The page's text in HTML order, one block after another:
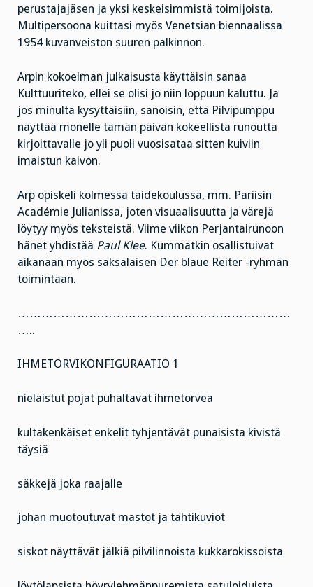
perustajajäsen ja yksi keskeisimmistä toimijoista.
Multipersoona kuittasi myös Venetsian biennaalissa
1954 kuvanveiston suuren palkinnon.
Arpin kokoelman julkaisusta käyttäisin sanaa
Kulttuuriteko, ellei se olisi jo niin loppuun kaluttu. Ja
jos minulta kysyttäisiin, sanoisin, että Pilvipumppu
näyttää monelle tämän päivän kokeellista runoutta
kirjoittavalle jo yli puoli vuosisataa sitten kuiviin
imaistun kaivon.
Arp opiskeli kolmessa taidekoulussa, mm. Pariisin
Académie Julianissa, joten visuaalisuutta ja värejä
löytyy myös teksteistä. Viime viikon Perjantairunoon
hänet yhdistää Paul Klee. Kummatkin osallistuivat
aikanaan myös saksalaisen Der blaue Reiter -ryhmän
toimintaan.
……………………………………………………………
…..
IHMETORVIKONFIGURAATIO 1
nielaistut pojat puhaltavat ihmetorvea
kultakenkäiset enkelit tyhjentävät punaisista kivistä
täysiä
säkkejä joka raajalle
johan muotoutuvat mastot ja tähtikuviot
siskot näyttävät jälkiä pilvilinnoista kukkarokissoista